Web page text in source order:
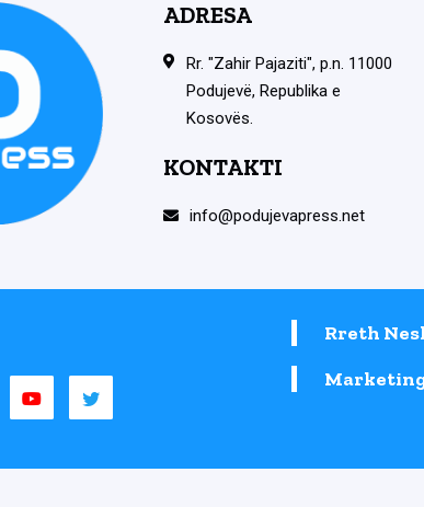
ADRESA
Rr. "Zahir Pajaziti", p.n. 11000
Podujevë, Republika e
Kosovës.
KONTAKTI
info@podujevapress.net
Rreth